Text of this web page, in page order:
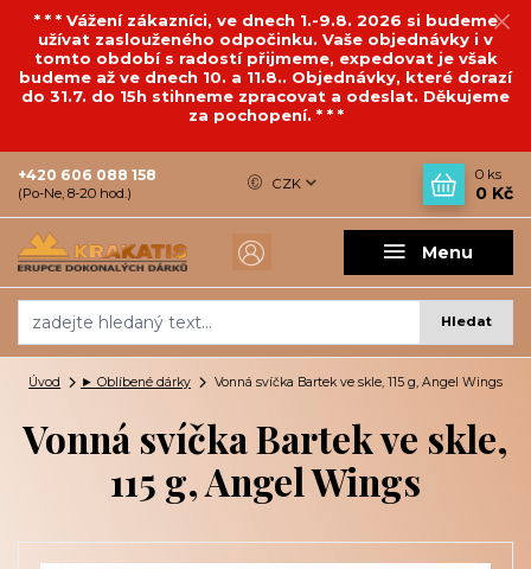
* * * Vážení zákazníci, ve dnech 1.-9.8. 2026 si budeme
užívat zaslouženého odpočinku. Vaše objednávky i v
tomto období s radostí přijmeme, expedovat je však
budeme až ve dnech 10. a 11.8.. Objednávky, které dorazí
do 31.7. do 15h stihneme zpracovat a odeslat. Děkujeme
za pochopení. * * *
Menu
CZK
Hledat
+420 606 088 158
(Po-Ne, 8-20 hod.)
0 ks
0 Kč
Úvod ► Oblíbené dárky Vonná svíčka Bartek ve skle, 115 g, Angel Wings
Vonná svíčka Bartek ve skle,
115 g, Angel Wings